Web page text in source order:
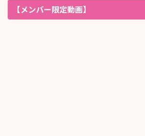
【メンバー限定動画】